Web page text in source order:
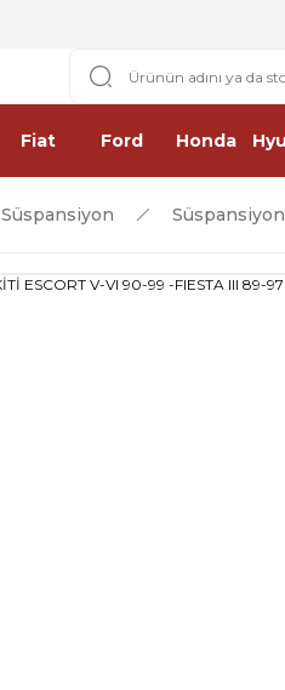
Fiat Ford Honda
Süspansiyon